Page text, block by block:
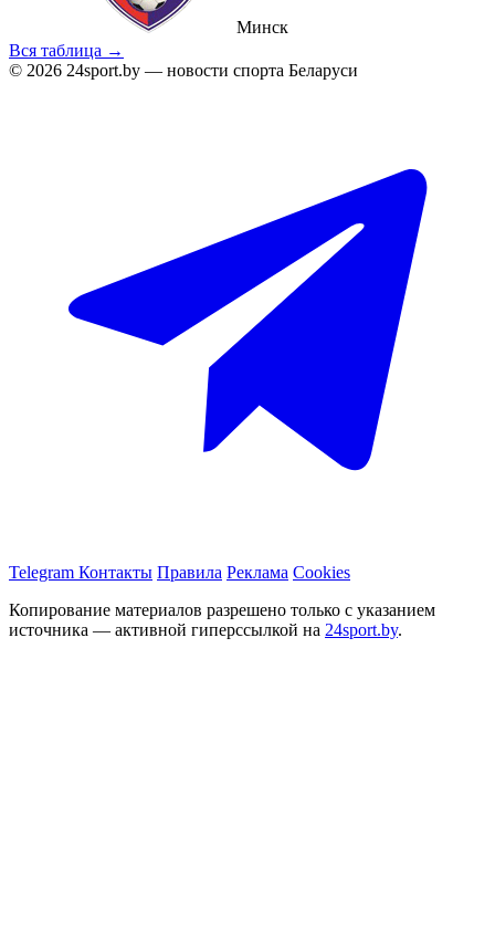
Минск
Вся таблица →
© 2026 24sport.by — новости спорта Беларуси
Telegram Контакты Правила Реклама Cookies
Копирование материалов разрешено только с указанием
источника — активной гиперссылкой на 24sport.by.